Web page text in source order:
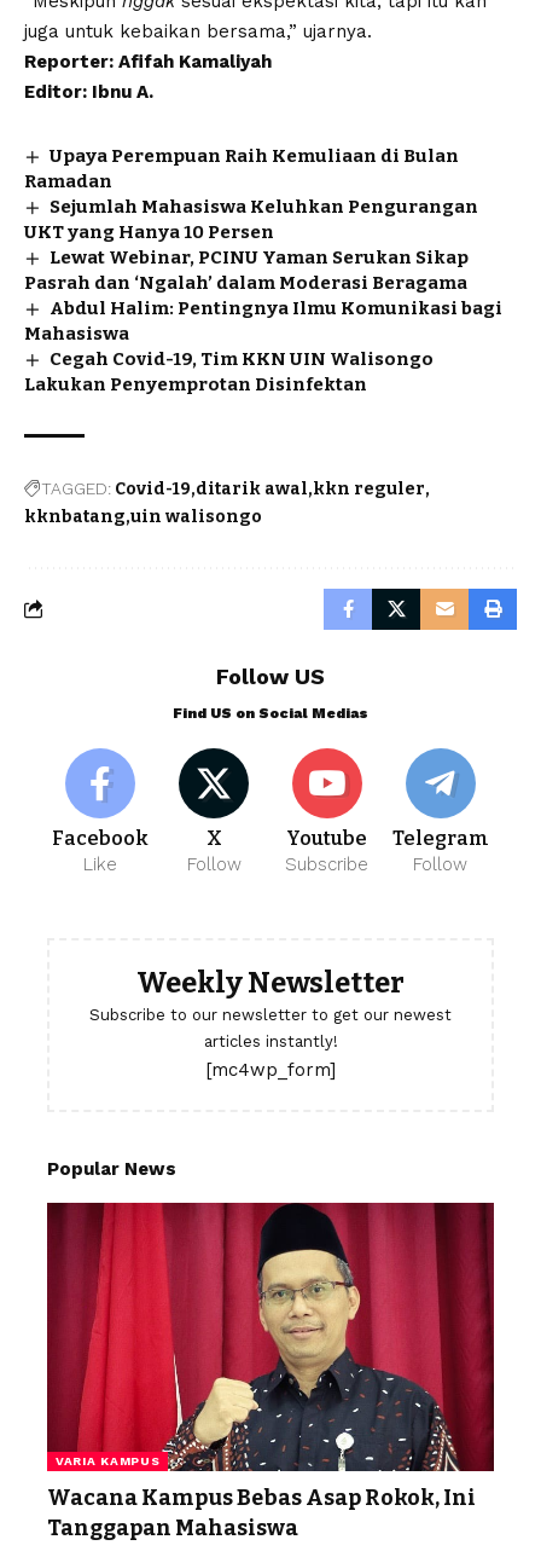
juga untuk kebaikan bersama,” ujarnya.
Reporter: Afifah Kamaliyah
Editor: Ibnu A.
Upaya Perempuan Raih Kemuliaan di Bulan
Ramadan
Sejumlah Mahasiswa Keluhkan Pengurangan
UKT yang Hanya 10 Persen
Lewat Webinar, PCINU Yaman Serukan Sikap
Pasrah dan ‘Ngalah’ dalam Moderasi Beragama
Abdul Halim: Pentingnya Ilmu Komunikasi bagi
Mahasiswa
Cegah Covid-19, Tim KKN UIN Walisongo
Lakukan Penyemprotan Disinfektan
TAGGED: Covid-19 ditarik awal kkn reguler
kknbatang uin walisongo
Follow US
Find US on Social Medias
Facebook
Like
X
Follow
Youtube
Subscribe
Telegram
Follow
Weekly Newsletter
Subscribe to our newsletter to get our newest
articles instantly!
[mc4wp_form]
Popular News
VARIA KAMPUS
Wacana Kampus Bebas Asap Rokok, Ini
Tanggapan Mahasiswa